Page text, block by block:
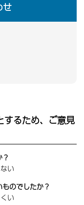
せ
するため、ご意見
い
のでしたか？
い